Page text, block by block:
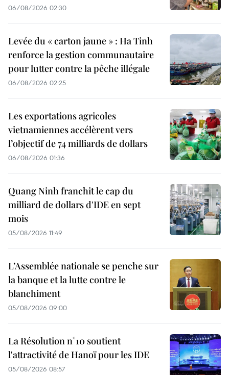
06/08/2026 02:30
Levée du « carton jaune » : Ha Tinh
renforce la gestion communautaire
pour lutter contre la pêche illégale
06/08/2026 02:25
Les exportations agricoles
vietnamiennes accélèrent vers
l’objectif de 74 milliards de dollars
06/08/2026 01:36
Quang Ninh franchit le cap du
milliard de dollars d'IDE en sept
mois
05/08/2026 11:49
L’Assemblée nationale se penche sur
la banque et la lutte contre le
blanchiment
05/08/2026 09:00
La Résolution n°10 soutient
l'attractivité de Hanoï pour les IDE
05/08/2026 08:57